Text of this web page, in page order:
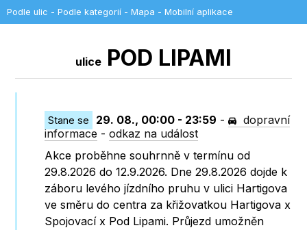
Podle ulic - Podle kategorií - Mapa - Mobilní aplikace
ulice POD LIPAMI
Stane se 29. 08., 00:00 - 23:59 -
dopravní
informace -odkaz na událost
Akce proběhne souhrnně v termínu od
29.8.2026 do 12.9.2026. Dne 29.8.2026 dojde k
záboru levého jízdního pruhu v ulici Hartigova
ve směru do centra za křižovatkou Hartigova x
Spojovací x Pod Lipami. Průjezd umožněn